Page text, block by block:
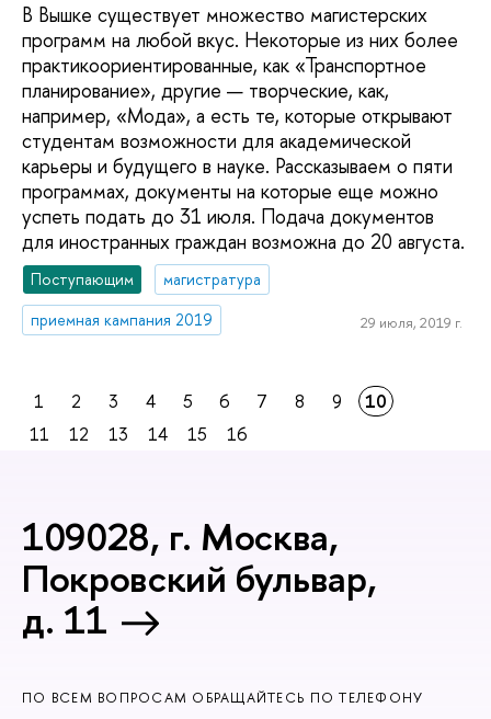
В Вышке существует множество магистерских
программ на любой вкус. Некоторые из них более
практикоориентированные, как «Транспортное
планирование», другие — творческие, как,
например, «Мода», а есть те, которые открывают
студентам возможности для академической
карьеры и будущего в науке. Рассказываем о пяти
программах, документы на которые еще можно
успеть подать до 31 июля. Подача документов
для иностранных граждан возможна до 20 августа.
Поступающим
магистратура
приемная кампания 2019
29 июля, 2019 г.
1 2 3 4 5 6 7 8 9
10
11
12 13 14 15 16
109028, г. Москва,
Покровский бульвар,
д. 11
ПО ВСЕМ ВОПРОСАМ ОБРАЩАЙТЕСЬ ПО ТЕЛЕФОНУ